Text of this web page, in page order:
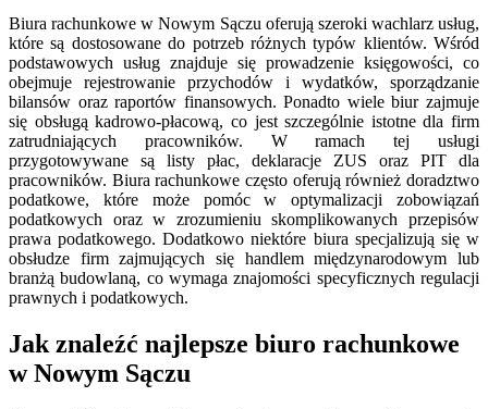
Biura rachunkowe w Nowym Sączu oferują szeroki wachlarz usług,
które są dostosowane do potrzeb różnych typów klientów. Wśród
podstawowych usług znajduje się prowadzenie księgowości, co
obejmuje rejestrowanie przychodów i wydatków, sporządzanie
bilansów oraz raportów finansowych. Ponadto wiele biur zajmuje
się obsługą kadrowo-płacową, co jest szczególnie istotne dla firm
zatrudniających pracowników. W ramach tej usługi
przygotowywane są listy płac, deklaracje ZUS oraz PIT dla
pracowników. Biura rachunkowe często oferują również doradztwo
podatkowe, które może pomóc w optymalizacji zobowiązań
podatkowych oraz w zrozumieniu skomplikowanych przepisów
prawa podatkowego. Dodatkowo niektóre biura specjalizują się w
obsłudze firm zajmujących się handlem międzynarodowym lub
branżą budowlaną, co wymaga znajomości specyficznych regulacji
prawnych i podatkowych.
Jak znaleźć najlepsze biuro rachunkowe
w Nowym Sączu